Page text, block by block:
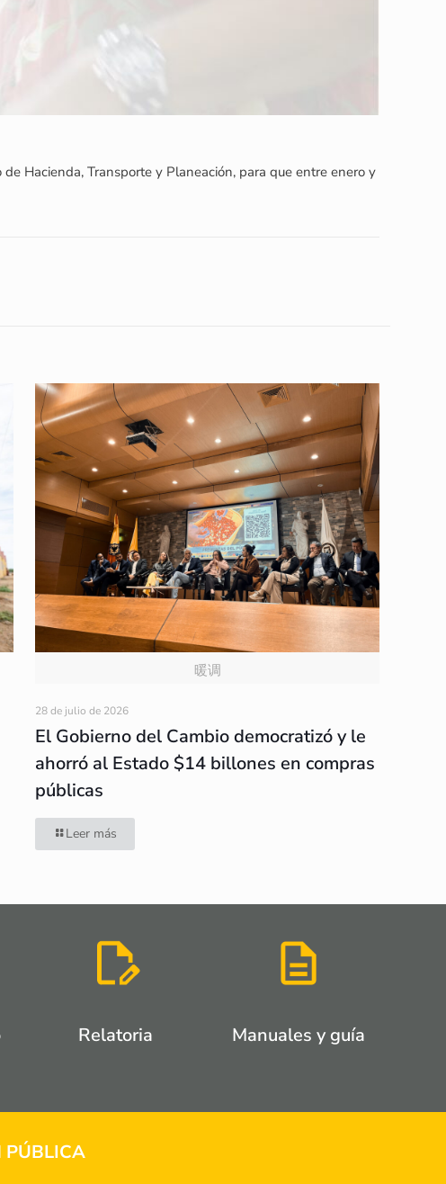
Hacienda, Transporte y Planeación, para que entre enero y
暖调
28 de julio de 2026
El Gobierno del Cambio democratizó y le
ahorró al Estado $14 billones en compras
públicas
Leer más
Relatoria Manuales y guía
PÚBLICA